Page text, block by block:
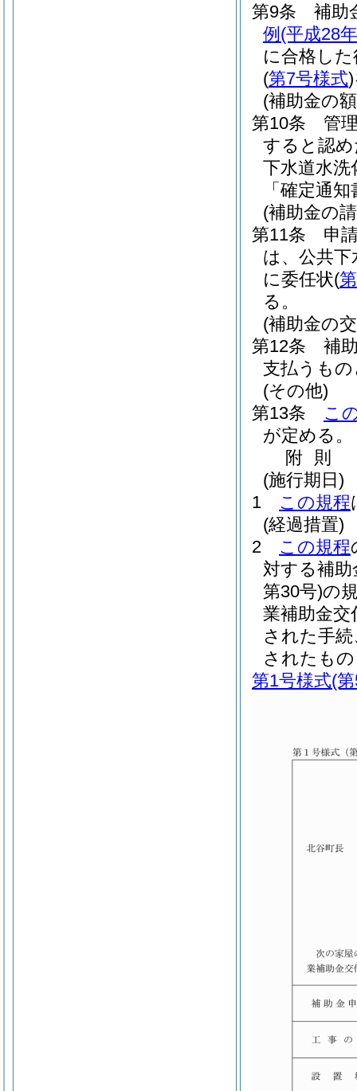
第9条
補助
例 (平成28
に合格し
(第7号様式)
(補助金の
第10条
管
すると認
下水道水洗
「確定通
(補助金の
第11条
申
は、公共下
に委任状(
る。
(補助金の
第12条
補
支払うも
(その他)
第13条
こ
が定める。
附 則
(施行期日)
1
この規程
(経過措置)
2
この規程
対する補
第30号)の
業補助金交
された手
されたも
第1号様式(